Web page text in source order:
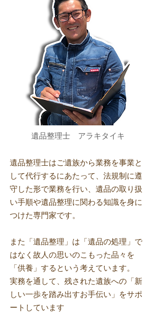
遺品整理士 アラキタイキ
遺品整理士はご遺族から業務を事業と
して代行するにあたって、法規制に遵
守した形で業務を行い、遺品の取り扱
い手順や遺品整理に関わる知識を身に
つけた専門家です。
また「遺品整理」は「遺品の処理」で
はなく故人の思いのこもった品々を
「供養」するという考えています。
実務を通して、残された遺族への「新
しい一歩を踏み出すお手伝い」をサポ
ートしています